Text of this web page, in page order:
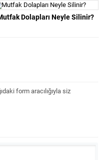
Dolapları Neyle Silinir?
form aracılığıyla siz